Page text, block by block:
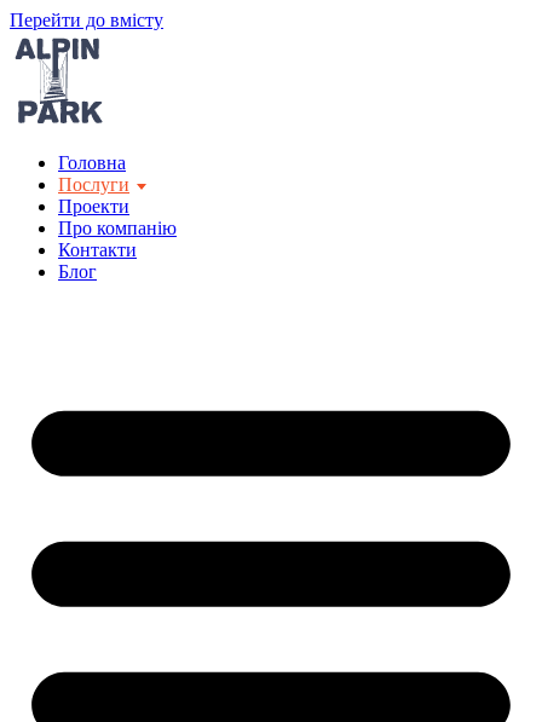
Перейти до вмісту
Головна
Послуги
Проекти
Про компанію
Контакти
Блог